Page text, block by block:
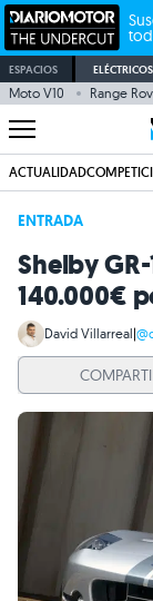
ESPACIOS
Moto V10 Range
ACTUALIDAD
ENTRADA
Shelby
140.000€
David Villarreal|